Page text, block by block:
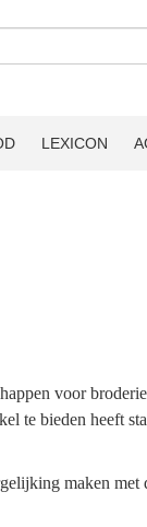
LEXICON
voor
te bieden heeft
maken